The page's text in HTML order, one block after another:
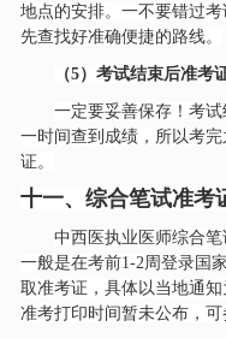
地点的安排。一不要错过
先查找好准确便捷的路线。
（5）考试结束后准考
一定要妥善保存！考
一时间查到成绩，所以考
证。
十一、综合笔试准考
中西医执业医师综合
一般是在考前1-2周登录国
取准考证，具体以当地通
准考打印时间暂未公布，可